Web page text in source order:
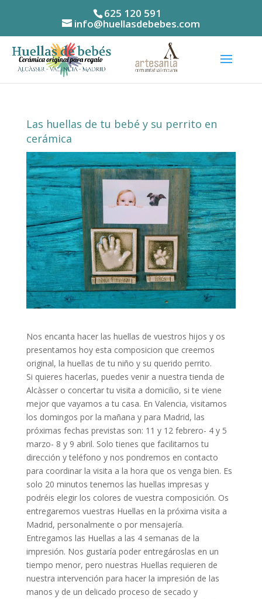
625 120 591
info@huellasdebebes.com
Las huellas de tu bebé y su perrito en
cerámica
Nos encanta hacer las huellas de vuestros hijos y os
presentamos hoy esta composicion que creemos
original, la huellas de tu niño y su querido perrito.
Si quieres hacerlas, puedes venir a nuestra tienda de
Alcàsser o concertar tu visita a domicilio, si te viene
mejor que vayamos a tu casa. En Valencia, visitamos
los domingos por la mañana y para Madrid, las
próximas fechas previstas son: 11 y 12 febrero- 4 y 5
marzo- 8 y 9 abril. Solo tienes que facilitarnos tu
dirección y teléfono y nos pondremos en contacto
para coordinar la visita a la hora que os venga bien. Es
solo 20 minutos tenemos las huellas impresas y
podréis elegir los colores de vuestra composición. Os
entregaremos vuestras Huellas en la próxima visita a
Madrid, personalmente o por mensajería.
Entregamos las Huellas a las 4 semanas de la
impresión. Nos gustaría poder entregároslas en un
tiempo menor, pero nuestras Huellas requieren de
nuestra intervención para hacer la impresión de las
manos y de un delicado proceso de secado y